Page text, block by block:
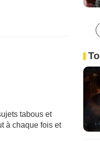
tabous et
à chaque fois et